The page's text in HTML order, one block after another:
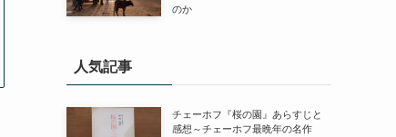
のか
人気記事
チェーホフ『桜の園』あらすじと
感想～チェーホフ最晩年の名作